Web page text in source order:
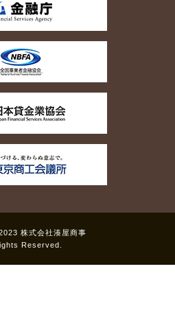
株式会社湊屋商事
Reserved.